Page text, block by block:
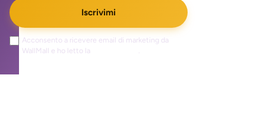
Iscrivimi
Acconsento a ricevere email di marketing da
WallMall e ho letto la
.